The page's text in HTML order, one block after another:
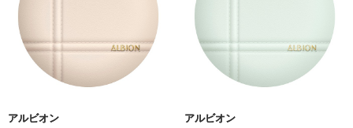
アルビオン
アルビオン